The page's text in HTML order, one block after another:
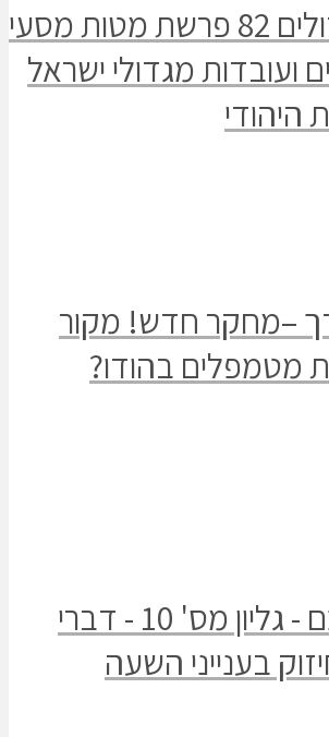
גליון דעת גדולים 82 פרשת מטות מסעי
מגדולי ישראל
חדש! מקור
בהודו?
ושכנתי בתוכם - גליון מס' 10 - דברי
השעה